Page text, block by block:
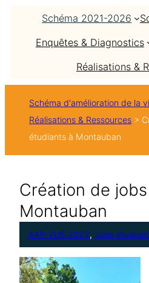
c
e
e
r
Schéma 2021-2026
Enquêtes & Diagnostics
Réalisations &
Schéma d'amélioration de la
Réalisations & Ressources >
étudiants à Montauban
Création de
Montauban
AAP VUE 2022, Jobs